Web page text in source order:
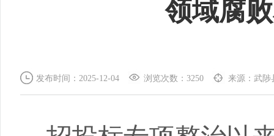
领域腐
发布时间：2025-12-04 浏览次数：3250 来源：武陟